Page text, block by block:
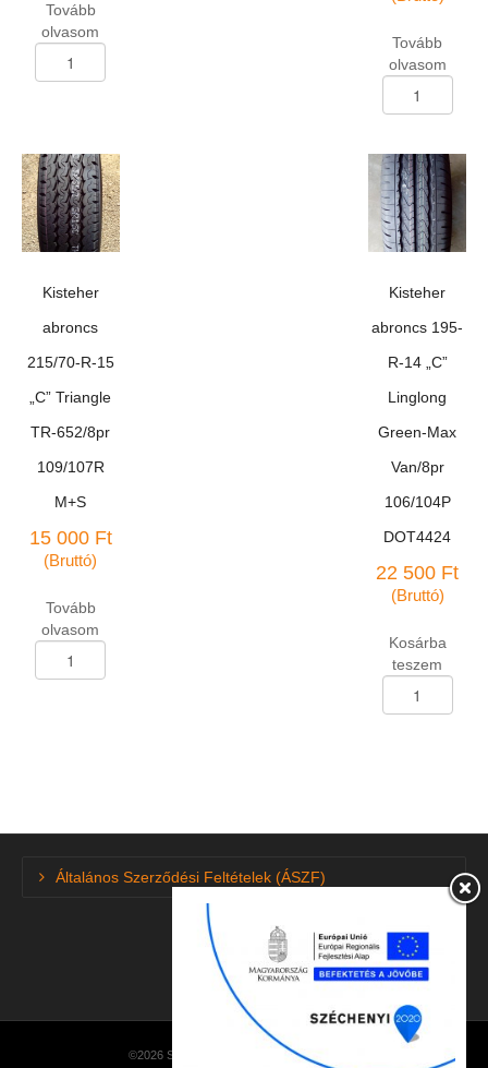
Tovább
olvasom
abroncs
"C"
Antares
Grip-
20
téli
mennyiség
Tovább
olvasom
abroncs
R-
13
"LT"
Haida
HD-
DOT4224
mennyiség
Kisteher
abroncs
215/70-R-15
„C” Triangle
TR-652/8pr
109/107R
M+S
15 000 Ft
(Bruttó)
Tovább
olvasom
Kisteher
abroncs
Kisteher
abroncs 195-
R-14 „C”
Linglong
Green-Max
Van/8pr
106/104P
DOT4424
22 500 Ft
(Bruttó)
Kosárba
teszem
Kisteher
abroncs
Green-
mennyiség
Általános Szerződési Feltételek (ÁSZF)
©2026 SzuperGumi · made byNetEasySoft